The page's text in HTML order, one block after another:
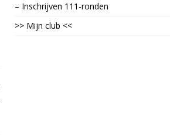
– Inschrijven 111-ronden
>> Mijn club <<